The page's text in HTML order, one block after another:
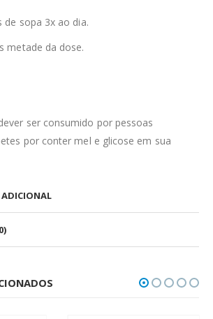
de sopa 3x ao dia.
metade da dose.
ser consumido por pessoas
por conter mel e glicose em sua